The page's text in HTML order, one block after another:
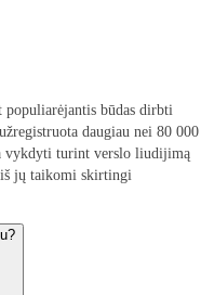
būdas dirbti
daugiau nei 80 000
vykdyti turint verslo liudijimą
jų taikomi skirtingi